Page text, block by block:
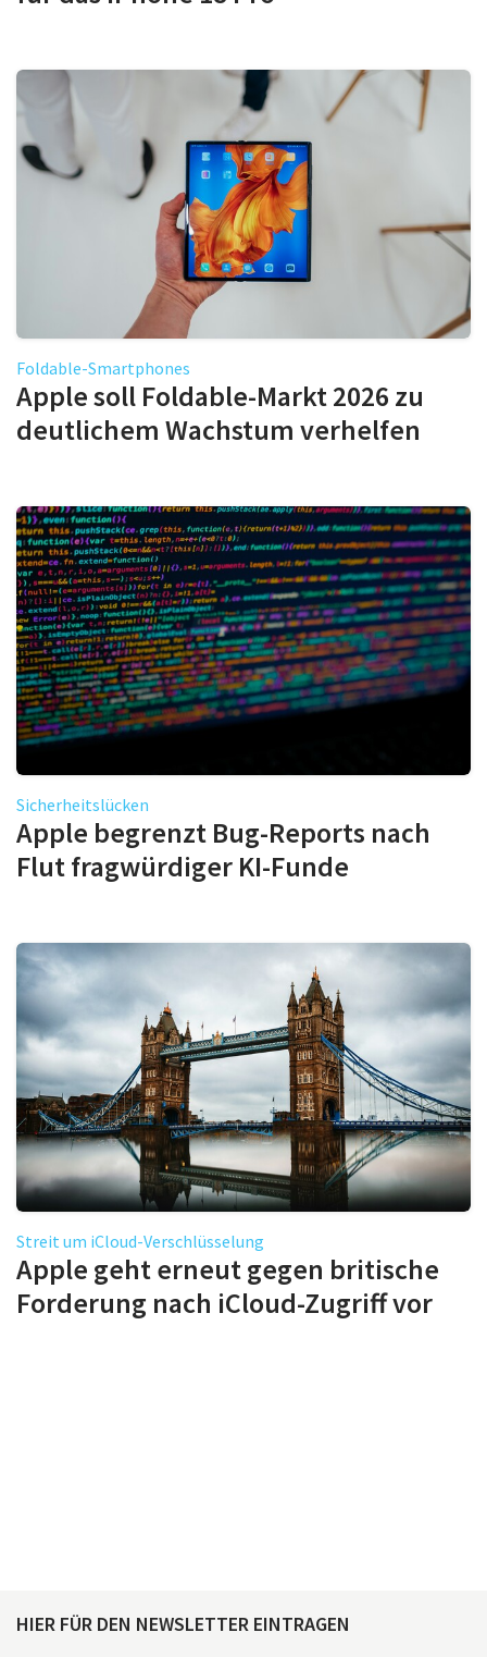
Foldable-Smartphones
Apple soll Foldable-Markt 2026 zu
deutlichem Wachstum verhelfen
Sicherheitslücken
Apple begrenzt Bug-Reports nach
Flut fragwürdiger KI-Funde
Streit um iCloud-Verschlüsselung
Apple geht erneut gegen britische
Forderung nach iCloud-Zugriff vor
HIER FÜR DEN NEWSLETTER EINTRAGEN